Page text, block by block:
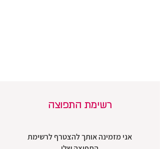
רשימת התפוצה
אני מזמינה אותך להצטרף לרשימת